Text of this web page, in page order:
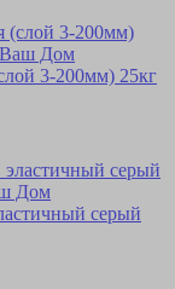
3-200мм) 25кг
серый